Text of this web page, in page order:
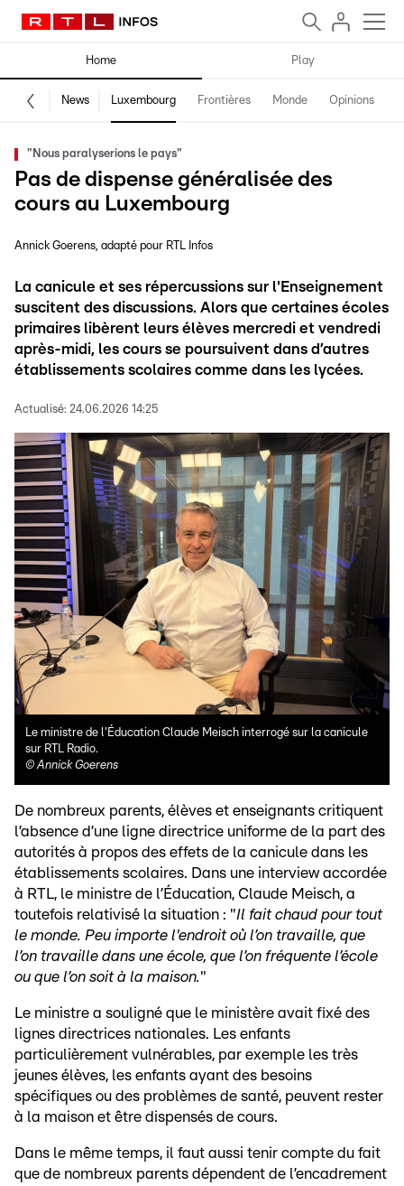
Home Play
News Luxembourg Frontières Monde Opinions
"Nous paralyserions le pays"
Pas de dispense généralisée des
cours au Luxembourg
Annick Goerens adapté pour RTL Infos
La canicule et ses répercussions sur l'Enseignement
suscitent des discussions. Alors que certaines écoles
primaires libèrent leurs élèves mercredi et vendredi
après-midi, les cours se poursuivent dans d’autres
établissements scolaires comme dans les lycées.
Actualisé: 24.06.2026 14:25
Le ministre de l'Éducation Claude Meisch interrogé sur la canicule
sur RTL Radio.
©Annick Goerens
De nombreux parents, élèves et enseignants critiquent
l’absence d’une ligne directrice uniforme de la part des
autorités à propos des effets de la canicule dans les
établissements scolaires. Dans une interview accordée
à RTL, le ministre de l’Éducation, Claude Meisch, a
toutefois relativisé la situation : "Il fait chaud pour tout
le monde. Peu importe l'endroit où l’on travaille, que
l’on travaille dans une école, que l’on fréquente l’école
ou que l’on soit à la maison."
Le ministre a souligné que le ministère avait fixé des
lignes directrices nationales. Les enfants
particulièrement vulnérables, par exemple les très
jeunes élèves, les enfants ayant des besoins
spécifiques ou des problèmes de santé, peuvent rester
à la maison et être dispensés de cours.
Dans le même temps, il faut aussi tenir compte du fait
que de nombreux parents dépendent de l’encadrement